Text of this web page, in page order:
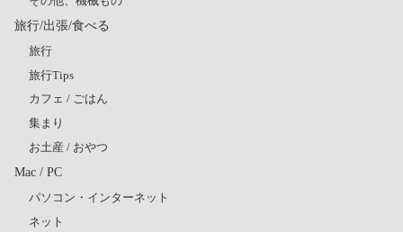
旅行/出張/食べる
旅行
旅行Tips
カフェ / ごはん
集まり
お土産 / おやつ
Mac / PC
パソコン・インターネット
ネット